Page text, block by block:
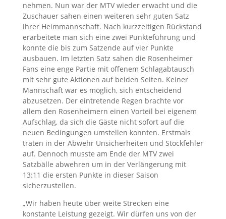
nehmen. Nun war der MTV wieder erwacht und die
Zuschauer sahen einen weiteren sehr guten Satz
ihrer Heimmannschaft. Nach kurzzeitigen Rückstand
erarbeitete man sich eine zwei Punkteführung und
konnte die bis zum Satzende auf vier Punkte
ausbauen. Im letzten Satz sahen die Rosenheimer
Fans eine enge Partie mit offenem Schlagabtausch
mit sehr gute Aktionen auf beiden Seiten. Keiner
Mannschaft war es möglich, sich entscheidend
abzusetzen. Der eintretende Regen brachte vor
allem den Rosenheimern einen Vorteil bei eigenem
Aufschlag, da sich die Gäste nicht sofort auf die
neuen Bedingungen umstellen konnten. Erstmals
traten in der Abwehr Unsicherheiten und Stockfehler
auf. Dennoch musste am Ende der MTV zwei
Satzbälle abwehren um in der Verlängerung mit
13:11 die ersten Punkte in dieser Saison
sicherzustellen.
„Wir haben heute über weite Strecken eine
konstante Leistung gezeigt. Wir dürfen uns von der